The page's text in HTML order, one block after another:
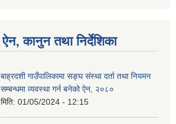
ऐन, कानुन तथा निर्देशिका
बाह्रदशी गाउँपालिकामा सङ्घ संस्था दर्ता तथा नियमन
सम्बन्धमा व्यवस्था गर्न बनेको ऐन, २०८०
मिति: 01/05/2024 - 12:15